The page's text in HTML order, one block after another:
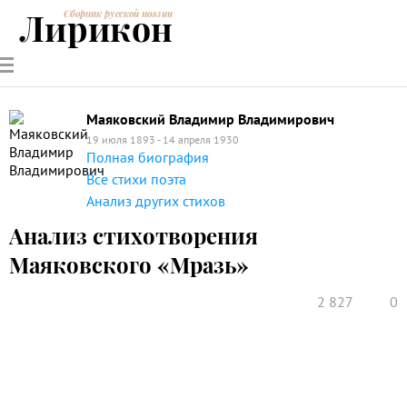
РУССКИЕ
ПОЭТЫ
СОВРЕМЕННИКИЭНЦИКЛОПЕДИЯ
ПОЭЗИИ
Сборник русской поэзии
Лирикон
Маяковский Владимир Владимирович
19 июля 1893 - 14 апреля 1930
Полная биография
Все стихи поэта
Анализ других стихов
Анализ стихотворения
Маяковского «Мразь»
2 827 0